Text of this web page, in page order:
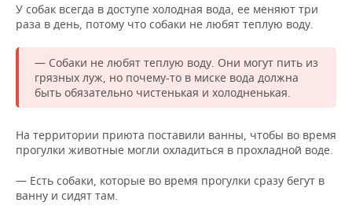
У собак всегда в доступе холодная вода, ее меняют три
раза в день, потому что собаки не любят теплую воду.
— Собаки не любят теплую воду. Они могут пить из
грязных луж, но почему-то в миске вода должна
быть обязательно чистенькая и холодненькая.
На территории приюта поставили ванны, чтобы во время
прогулки животные могли охладиться в прохладной воде.
— Есть собаки, которые во время прогулки сразу бегут в
ванну и сидят там.